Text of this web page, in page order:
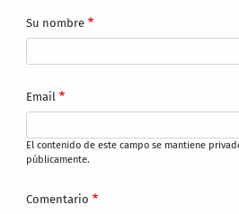
Su nombre
Email
El contenido de este campo se mantiene
públicamente.
Comentario